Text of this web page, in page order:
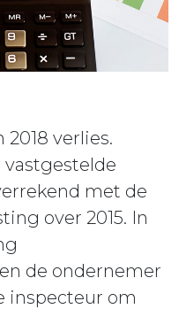
verlies.
met de
over 2015. In
de ondernemer
inspecteur om